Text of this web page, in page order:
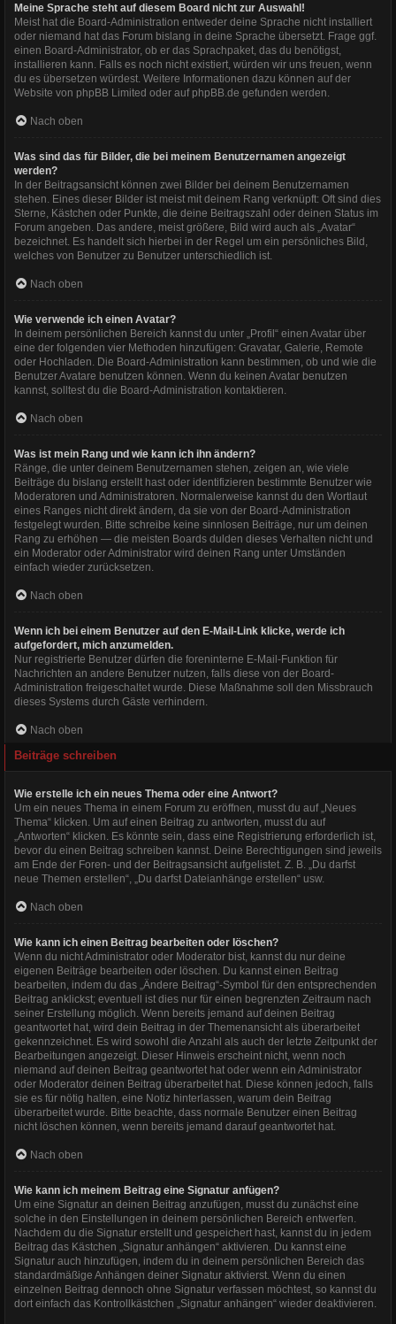
Meine Sprache steht auf diesem Board nicht zur Auswahl!
Meist hat die Board-Administration entweder deine Sprache nicht installiert
oder niemand hat das Forum bislang in deine Sprache übersetzt. Frage ggf.
einen Board-Administrator, ob er das Sprachpaket, das du benötigst,
installieren kann. Falls es noch nicht existiert, würden wir uns freuen, wenn
du es übersetzen würdest. Weitere Informationen dazu können auf der
Website von phpBB Limited oder auf phpBB.de gefunden werden.
Nach oben
Was sind das für Bilder, die bei meinem Benutzernamen angezeigt
werden?
In der Beitragsansicht können zwei Bilder bei deinem Benutzernamen
stehen. Eines dieser Bilder ist meist mit deinem Rang verknüpft: Oft sind dies
Sterne, Kästchen oder Punkte, die deine Beitragszahl oder deinen Status im
Forum angeben. Das andere, meist größere, Bild wird auch als „Avatar“
bezeichnet. Es handelt sich hierbei in der Regel um ein persönliches Bild,
welches von Benutzer zu Benutzer unterschiedlich ist.
Nach oben
Wie verwende ich einen Avatar?
In deinem persönlichen Bereich kannst du unter „Profil“ einen Avatar über
eine der folgenden vier Methoden hinzufügen: Gravatar, Galerie, Remote
oder Hochladen. Die Board-Administration kann bestimmen, ob und wie die
Benutzer Avatare benutzen können. Wenn du keinen Avatar benutzen
kannst, solltest du die Board-Administration kontaktieren.
Nach oben
Was ist mein Rang und wie kann ich ihn ändern?
Ränge, die unter deinem Benutzernamen stehen, zeigen an, wie viele
Beiträge du bislang erstellt hast oder identifizieren bestimmte Benutzer wie
Moderatoren und Administratoren. Normalerweise kannst du den Wortlaut
eines Ranges nicht direkt ändern, da sie von der Board-Administration
festgelegt wurden. Bitte schreibe keine sinnlosen Beiträge, nur um deinen
Rang zu erhöhen — die meisten Boards dulden dieses Verhalten nicht und
ein Moderator oder Administrator wird deinen Rang unter Umständen
einfach wieder zurücksetzen.
Nach oben
Wenn ich bei einem Benutzer auf den E-Mail-Link klicke, werde ich
aufgefordert, mich anzumelden.
Nur registrierte Benutzer dürfen die foreninterne E-Mail-Funktion für
Nachrichten an andere Benutzer nutzen, falls diese von der Board-
Administration freigeschaltet wurde. Diese Maßnahme soll den Missbrauch
dieses Systems durch Gäste verhindern.
Nach oben
Beiträge schreiben
Wie erstelle ich ein neues Thema oder eine Antwort?
Um ein neues Thema in einem Forum zu eröffnen, musst du auf „Neues
Thema“ klicken. Um auf einen Beitrag zu antworten, musst du auf
„Antworten“ klicken. Es könnte sein, dass eine Registrierung erforderlich ist,
bevor du einen Beitrag schreiben kannst. Deine Berechtigungen sind jeweils
am Ende der Foren- und der Beitragsansicht aufgelistet. Z. B. „Du darfst
neue Themen erstellen“, „Du darfst Dateianhänge erstellen“ usw.
Nach oben
Wie kann ich einen Beitrag bearbeiten oder löschen?
Wenn du nicht Administrator oder Moderator bist, kannst du nur deine
eigenen Beiträge bearbeiten oder löschen. Du kannst einen Beitrag
bearbeiten, indem du das „Ändere Beitrag“-Symbol für den entsprechenden
Beitrag anklickst; eventuell ist dies nur für einen begrenzten Zeitraum nach
seiner Erstellung möglich. Wenn bereits jemand auf deinen Beitrag
geantwortet hat, wird dein Beitrag in der Themenansicht als überarbeitet
gekennzeichnet. Es wird sowohl die Anzahl als auch der letzte Zeitpunkt der
Bearbeitungen angezeigt. Dieser Hinweis erscheint nicht, wenn noch
niemand auf deinen Beitrag geantwortet hat oder wenn ein Administrator
oder Moderator deinen Beitrag überarbeitet hat. Diese können jedoch, falls
sie es für nötig halten, eine Notiz hinterlassen, warum dein Beitrag
überarbeitet wurde. Bitte beachte, dass normale Benutzer einen Beitrag
nicht löschen können, wenn bereits jemand darauf geantwortet hat.
Nach oben
Wie kann ich meinem Beitrag eine Signatur anfügen?
Um eine Signatur an deinen Beitrag anzufügen, musst du zunächst eine
solche in den Einstellungen in deinem persönlichen Bereich entwerfen.
Nachdem du die Signatur erstellt und gespeichert hast, kannst du in jedem
Beitrag das Kästchen „Signatur anhängen“ aktivieren. Du kannst eine
Signatur auch hinzufügen, indem du in deinem persönlichen Bereich das
standardmäßige Anhängen deiner Signatur aktivierst. Wenn du einen
einzelnen Beitrag dennoch ohne Signatur verfassen möchtest, so kannst du
dort einfach das Kontrollkästchen „Signatur anhängen“ wieder deaktivieren.